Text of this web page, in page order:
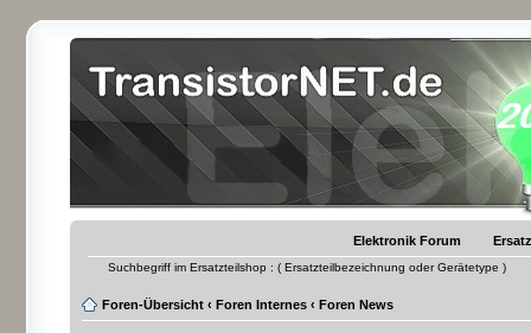
Elektronik Forum
Suchbegriff im Ersatzteilshop : ( Ersatzteilbezeichnung oder Gerätetype )
Foren-Übersicht ‹ Foren Internes ‹ Foren News